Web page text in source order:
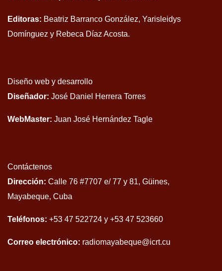
Editoras: Beatriz Barranco González, Yarisleidys
Domínguez y Rebeca Díaz Acosta.
Diseño web y desarrollo
Diseñador: José Daniel Herrera Torres
WebMaster: Juan José Hernández Tagle
Contáctenos
Dirección: Calle 76 #7707 e/ 77 y 81, Güines,
Mayabeque, Cuba
Teléfonos: +53 47 522724 y +53 47 523660
Correo electrónico: radiomayabeque@icrt.cu